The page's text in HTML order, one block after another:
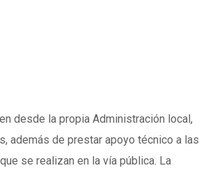
desde la propia Administración local,
además de prestar apoyo técnico a las
se realizan en la vía pública. La